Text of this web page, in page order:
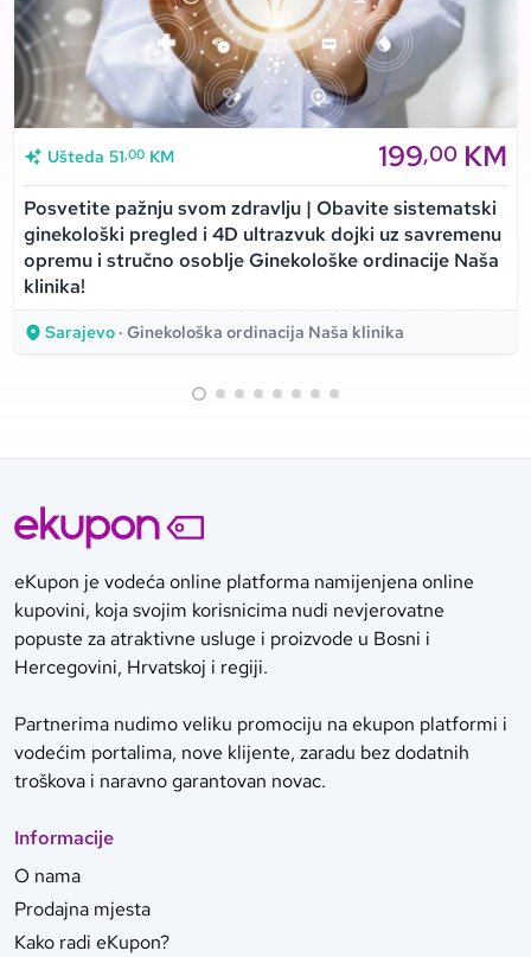
Ušteda 51,00 KM 199,00 KM
Posvetite pažnju svom zdravlju | Obavite sistematski
ginekološki pregled i 4D ultrazvuk dojki uz savremenu
opremu i stručno osoblje Ginekološke ordinacije Naša
klinika!
Sarajevo · Ginekološka ordinacija Naša klinika
eKupon je vodeća online platforma namijenjena online
kupovini, koja svojim korisnicima nudi nevjerovatne
popuste za atraktivne usluge i proizvode u Bosni i
Hercegovini, Hrvatskoj i regiji.
Partnerima nudimo veliku promociju na ekupon platformi i
vodećim portalima, nove klijente, zaradu bez dodatnih
troškova i naravno garantovan novac.
Informacije
O nama
Prodajna mjesta
Kako radi eKupon?